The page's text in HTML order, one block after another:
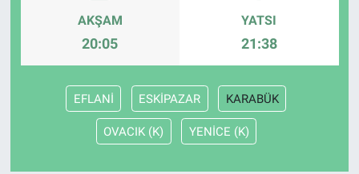
AKŞAM
20:05
YATSI
21:38
EFLANİ ESKİPAZAR KARABÜK
OVACIK (K) YENİCE (K)